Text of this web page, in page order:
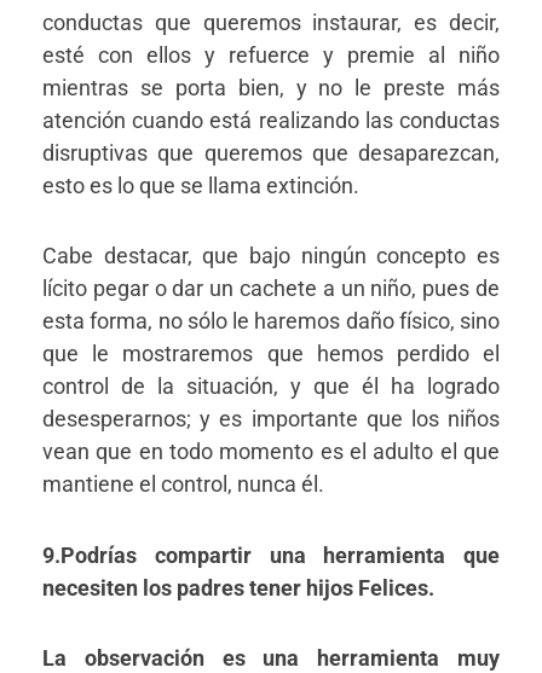
conductas que queremos instaurar, es decir,
esté con ellos y refuerce y premie al niño
mientras se porta bien, y no le preste más
atención cuando está realizando las conductas
disruptivas que queremos que desaparezcan,
esto es lo que se llama extinción.
Cabe destacar, que bajo ningún concepto es
lícito pegar o dar un cachete a un niño, pues de
esta forma, no sólo le haremos daño físico, sino
que le mostraremos que hemos perdido el
control de la situación, y que él ha logrado
desesperarnos; y es importante que los niños
vean que en todo momento es el adulto el que
mantiene el control, nunca él.
9.Podrías compartir una herramienta que
necesiten los padres tener hijos Felices.
La observación es una herramienta muy